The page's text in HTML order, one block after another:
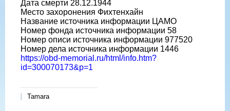
Дата смерти 28.12.1944
Место захоронения Фихтенхайн
Название источника информации ЦАМО
Номер фонда источника информации 58
Номер описи источника информации 977520
Номер дела источника информации 1446
https://obd-memorial.ru/html/info.htm?
id=300070173&p=1
Tamara